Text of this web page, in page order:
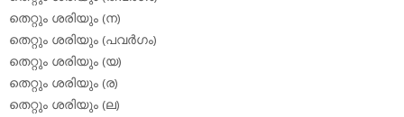
തെറ്റും ശരിയും (ന)
തെറ്റും ശരിയും (പവര്‍ഗം)
തെറ്റും ശരിയും (യ)
തെറ്റും ശരിയും (ര)
തെറ്റും ശരിയും (ല)